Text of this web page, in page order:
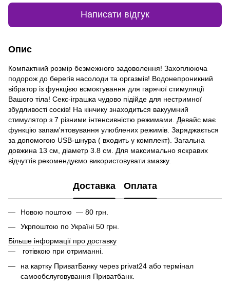
Написати відгук
Опис
Компактний розмір безмежного задоволення! Захоплююча
подорож до берегів насолоди та оргазмів! Водонепроникний
вібратор із функцією всмоктування для гарячої стимуляції
Вашого тіла! Секс-іграшка чудово підійде для нестримної
збудливості сосків! На кінчику знаходиться вакуумний
стимулятор з 7 різними інтенсивністю режимами. Девайс має
функцію запам'ятовування улюблених режимів. Заряджається
за допомогою USB-шнура ( входить у комплект). Загальна
довжина 13 см, діаметр 3.8 см. Для максимально яскравих
відчуттів рекомендуємо використовувати змазку.
Доставка Оплата
Новою поштою — 80 грн.
Укрпоштою по Україні 50 грн.
Більше інформації про доставку
готівкою при отриманні.
на картку ПриватБанку через privat24 або термінал
самообслуговування Приватбанк.